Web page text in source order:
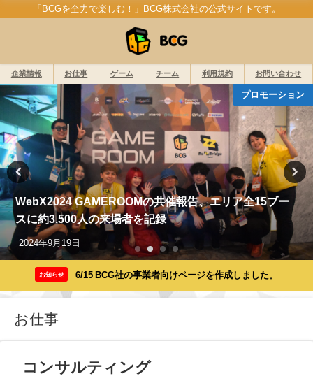
「BCGを全力で楽しむ！」BCG株式会社の公式サイトです。
企業情報 お仕事 ゲーム チーム 利用規約 お問い合わせ
プロモーション
WebX2024 GAMEROOMの共催報告、エリア全15ブー
スに約3,500人の来場者を記録
2024年9月19日
お知らせ 6/15 BCG社の事業者向けページを作成しました。
お仕事
コンサルティング